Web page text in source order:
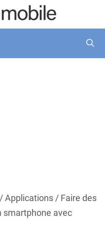
/Applications/ Faire des
smartphone avec